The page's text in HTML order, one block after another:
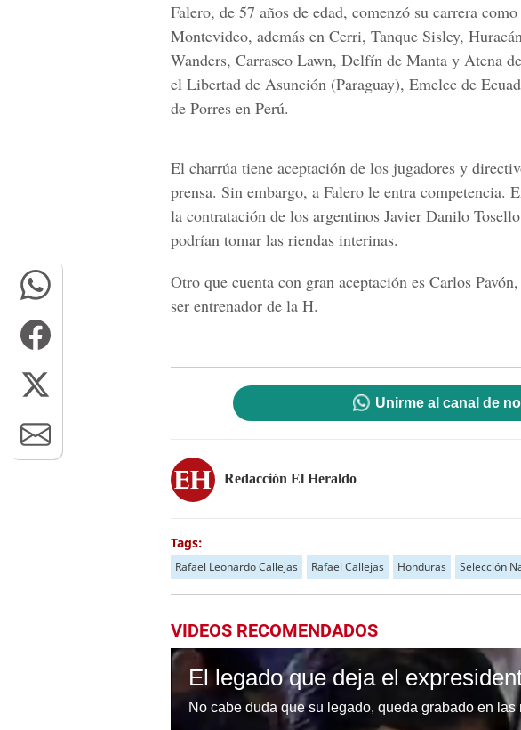
Falero, de 57 años de edad, comenzó su carrera
Montevideo, además en Cerri, Tanque Sisley,
Wanders, Carrasco Lawn, Delfín de Manta y Atena
el Libertad de Asunción (Paraguay), Emelec de
de Porres en Perú.
El charrúa tiene aceptación de los jugadores y
prensa. Sin embargo, a Falero le entra competencia.
la contratación de los argentinos Javier Danilo
podrían tomar las riendas interinas.
Otro que cuenta con gran aceptación es Carlos
ser entrenador de la H.
Unirme al canal de
Redacción El Heraldo
Tags:
Rafael Leonardo Callejas Rafael Callejas Honduras Selección
VIDEOS RECOMENDADOS